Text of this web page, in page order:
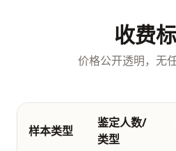
收费
价格公开透明，无
样本类型
鉴定人数/
类型